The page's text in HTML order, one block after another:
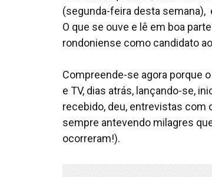
(segunda-feira desta semana),
O que se ouve e lê em boa
rondoniense como candidato
Compreende-se agora porque
e TV, dias atrás, lançando-se,
recebido, deu, entrevistas com
sempre antevendo milagres
ocorreram!).